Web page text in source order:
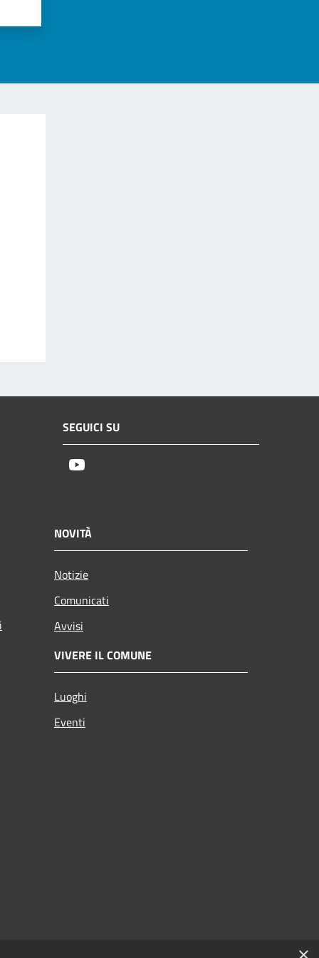
SEGUICI SU
NOVITÀ
Notizie
Comunicati
Avvisi
VIVERE IL COMUNE
Luoghi
Eventi